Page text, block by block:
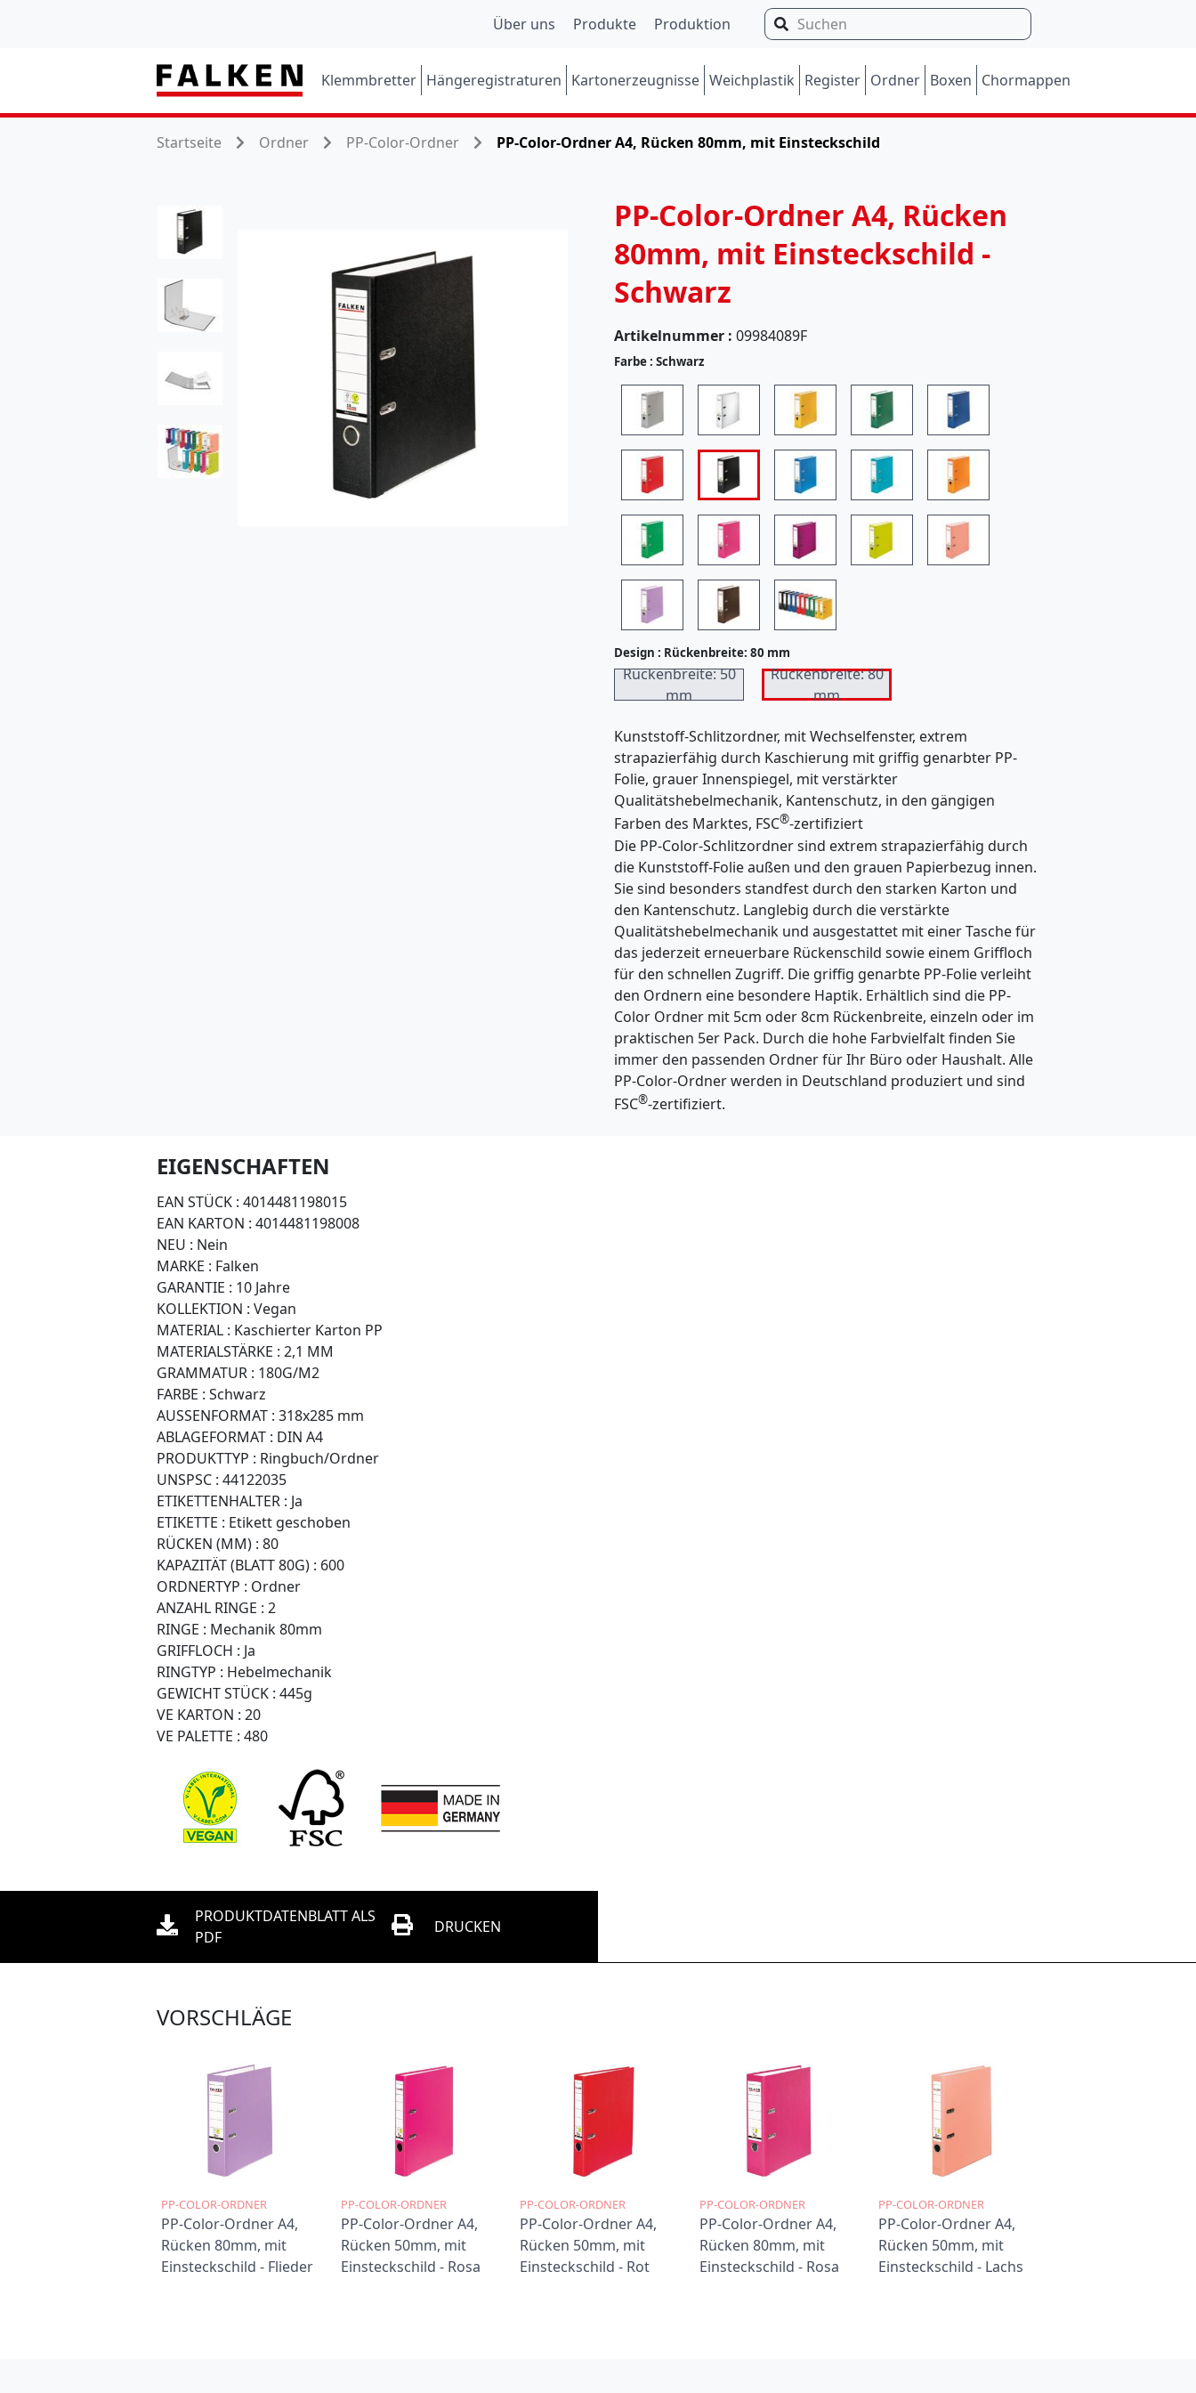
Über uns Produkte Produktion
S
u
h
Klemmbretter Hängeregistraturen Kartonerzeugnisse Weichplastik Register Ordner Boxen Chormappen
Startseite Ordner PP-Color-Ordner PP-Color-Ordner A4, Rücken 80mm, mit Einsteckschild
PP-Color-Ordner A4, Rücken
80mm, mit Einsteckschild -
Schwarz
Artikelnummer : 09984089F
(
5
Farbe : Schwarz
Design : Rückenbreite: 80 mm
Rückenbreite: 50
mm
Rückenbreite: 80
mm
Kunststoff-Schlitzordner, mit Wechselfenster, extrem
strapazierfähig durch Kaschierung mit griffig genarbter PP-
Folie, grauer Innenspiegel, mit verstärkter
Qualitätshebelmechanik, Kantenschutz, in den gängigen
Farben des Marktes, FSC®-zertifiziert
Die PP-Color-Schlitzordner sind extrem strapazierfähig durch
die Kunststoff-Folie außen und den grauen Papierbezug innen.
Sie sind besonders standfest durch den starken Karton und
den Kantenschutz. Langlebig durch die verstärkte
Qualitätshebelmechanik und ausgestattet mit einer Tasche für
das jederzeit erneuerbare Rückenschild sowie einem Griffloch
für den schnellen Zugriff. Die griffig genarbte PP-Folie verleiht
den Ordnern eine besondere Haptik. Erhältlich sind die PP-
Color Ordner mit 5cm oder 8cm Rückenbreite, einzeln oder im
praktischen 5er Pack. Durch die hohe Farbvielfalt finden Sie
immer den passenden Ordner für Ihr Büro oder Haushalt. Alle
PP-Color-Ordner werden in Deutschland produziert und sind
FSC®-zertifiziert.
EIGENSCHAFTEN
EAN STÜCK : 4014481198015
EAN KARTON : 4014481198008
NEU : Nein
MARKE : Falken
GARANTIE : 10 Jahre
KOLLEKTION : Vegan
MATERIAL : Kaschierter Karton PP
MATERIALSTÄRKE : 2,1 MM
GRAMMATUR : 180G/M2
FARBE : Schwarz
AUSSENFORMAT : 318x285 mm
ABLAGEFORMAT : DIN A4
PRODUKTTYP : Ringbuch/Ordner
UNSPSC : 44122035
ETIKETTENHALTER : Ja
ETIKETTE : Etikett geschoben
RÜCKEN (MM) : 80
KAPAZITÄT (BLATT 80G) : 600
ORDNERTYP : Ordner
ANZAHL RINGE : 2
RINGE : Mechanik 80mm
GRIFFLOCH : Ja
RINGTYP : Hebelmechanik
GEWICHT STÜCK : 445g
VE KARTON : 20
VE PALETTE : 480
PRODUKTDATENBLATT ALS
PDF
DRUCKEN
VORSCHLÄGE
PP-COLOR-ORDNER
PP-Color-Ordner A4,
Rücken 80mm, mit
Einsteckschild - Flieder
PP-COLOR-ORDNER
PP-Color-Ordner A4,
Rücken 50mm, mit
Einsteckschild - Rosa
PP-COLOR-ORDNER
PP-Color-Ordner A4,
Rücken 50mm, mit
Einsteckschild - Rot
PP-COLOR-ORDNER
PP-Color-Ordner A4,
Rücken 80mm, mit
Einsteckschild - Rosa
PP-COLOR-ORDNER
PP-Color-Ordner A4,
Rücken 50mm, mit
Einsteckschild - Lachs